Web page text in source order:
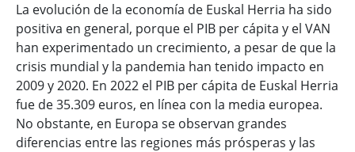
La evolución de la economía de Euskal Herria ha sido
positiva en general, porque el PIB per cápita y el VAN
han experimentado un crecimiento, a pesar de que la
crisis mundial y la pandemia han tenido impacto en
2009 y 2020. En 2022 el PIB per cápita de Euskal Herria
fue de 35.309 euros, en línea con la media europea.
No obstante, en Europa se observan grandes
diferencias entre las regiones más prósperas y las